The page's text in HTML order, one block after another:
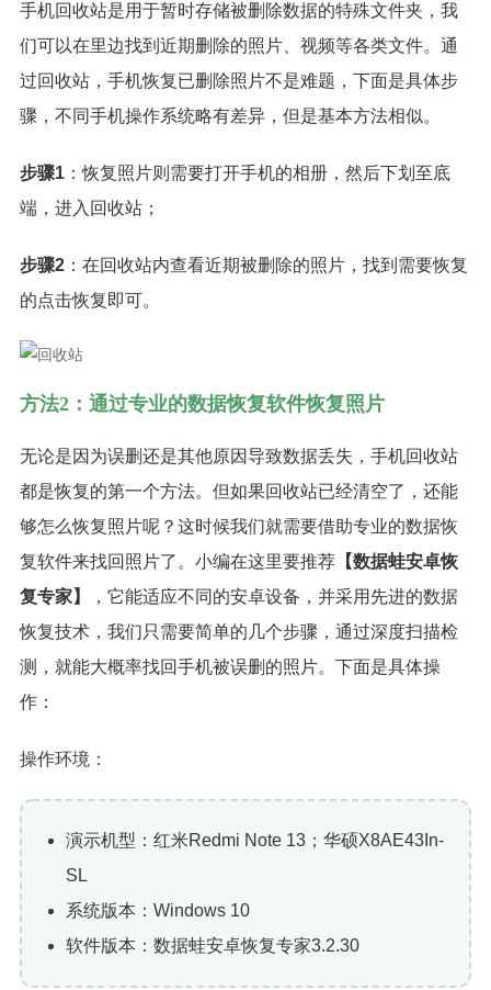
手机回收站是用于暂时存储被删除数据的特殊文件夹，我
们可以在里边找到近期删除的照片、视频等各类文件。通
过回收站，手机恢复已删除照片不是难题，下面是具体步
骤，不同手机操作系统略有差异，但是基本方法相似。
步骤1：恢复照片则需要打开手机的相册，然后下划至底
端，进入回收站；
步骤2：在回收站内查看近期被删除的照片，找到需要恢复
的点击恢复即可。
方法2：通过专业的数据恢复软件恢复照片
无论是因为误删还是其他原因导致数据丢失，手机回收站
都是恢复的第一个方法。但如果回收站已经清空了，还能
够怎么恢复照片呢？这时候我们就需要借助专业的数据恢
复软件来找回照片了。小编在这里要推荐【数据蛙安卓恢
复专家】
，它能适应不同的安卓设备，并采用先进的数据
恢复技术，我们只需要简单的几个步骤，通过深度扫描检
测，就能大概率找回手机被误删的照片。下面是具体操
作：
操作环境：
演示机型：红米Redmi Note 13；华硕X8AE43In-
SL
系统版本：Windows 10
软件版本：数据蛙安卓恢复专家3.2.30